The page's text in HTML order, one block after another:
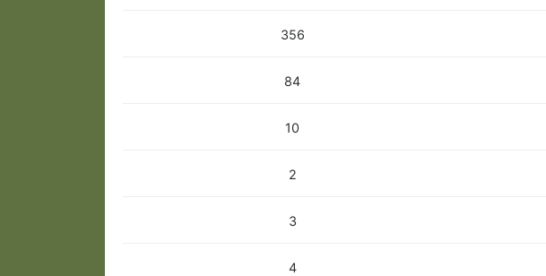
356
84
10
2
3
4